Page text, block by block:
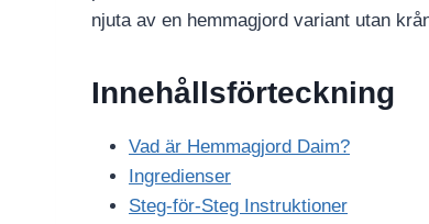
njuta av en hemmagjord variant utan
Innehållsförteckning
Vad är Hemmagjord Daim?
Ingredienser
Steg-för-Steg Instruktioner